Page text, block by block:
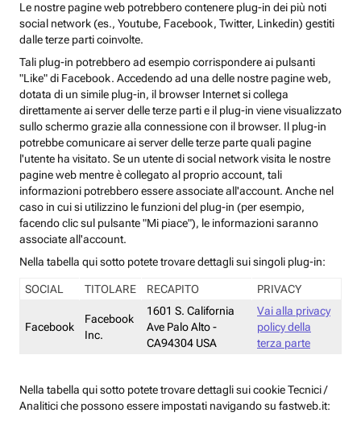
Le nostre pagine web potrebbero contenere plug-in dei più noti
social network (es., Youtube, Facebook, Twitter, Linkedin) gestiti
dalle terze parti coinvolte.
Tali plug-in potrebbero ad esempio corrispondere ai pulsanti
"Like" di Facebook. Accedendo ad una delle nostre pagine web,
dotata di un simile plug-in, il browser Internet si collega
direttamente ai server delle terze parti e il plug-in viene visualizzato
sullo schermo grazie alla connessione con il browser. Il plug-in
potrebbe comunicare ai server delle terze parte quali pagine
l'utente ha visitato. Se un utente di social network visita le nostre
pagine web mentre è collegato al proprio account, tali
informazioni potrebbero essere associate all'account. Anche nel
caso in cui si utilizzino le funzioni del plug-in (per esempio,
facendo clic sul pulsante "Mi piace"), le informazioni saranno
associate all'account.
Nella tabella qui sotto potete trovare dettagli sui singoli plug-in:
SOCIAL TITOLARE RECAPITO PRIVACY
Facebook
Facebook
Inc.
1601 S. California
Ave Palo Alto -
CA94304 USA
Vai alla privacy
policy della
terza parte
Nella tabella qui sotto potete trovare dettagli sui cookie Tecnici /
Analitici che possono essere impostati navigando su fastweb.it: